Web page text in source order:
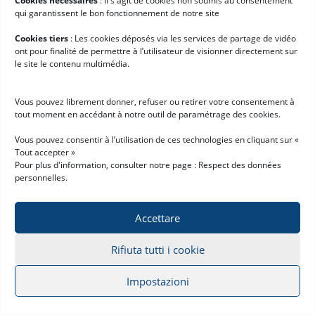
qui garantissent le bon fonctionnement de notre site
Cookies tiers : Les cookies déposés via les services de partage de vidéo
ont pour finalité de permettre à l’utilisateur de visionner directement sur
le site le contenu multimédia.
Vous pouvez librement donner, refuser ou retirer votre consentement à
tout moment en accédant à notre outil de paramétrage des cookies.
Vous pouvez consentir à l’utilisation de ces technologies en cliquant sur «
Tout accepter »
Pour plus d'information, consulter notre page : Respect des données
personnelles.
Accettare
Rifiuta tutti i cookie
Impostazioni
integrare nuove tecnologie o a supportare
processi più moderni. Riconoscerli per tempo
permette di valutare con lucidità se il sistema
un’evoluzione.
Quando è il momento giusto per
sostituirlo?
Prendi in considerazione la sostituzione del tuo
sistema WMS quando le complicazioni diventano
abituali o costose, o quando i progetti logistici
aggiungono anchecriteri operativi e